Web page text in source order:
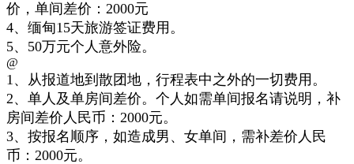
价，单间差价：2000元
4、缅甸15天旅游签证费用。
5、50万元个人意外险。
@
1、从报道地到散团地，行程表中之外的一切费用。
2、单人及单房间差价。个人如需单间报名请说明，补
房间差价人民币：2000元。
3、按报名顺序，如造成男、女单间，需补差价人民
币：2000元。